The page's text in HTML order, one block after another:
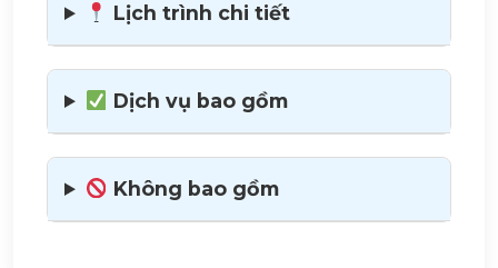
Lịch trình chi tiết
Dịch vụ bao gồm
Không bao gồm